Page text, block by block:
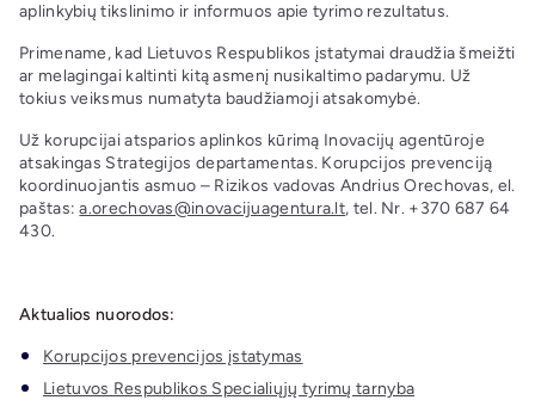
aplinkybių tikslinimo ir informuos apie tyrimo rezultatus.
Primename, kad Lietuvos Respublikos įstatymai draudžia šmeižti
ar melagingai kaltinti kitą asmenį nusikaltimo padarymu. Už
tokius veiksmus numatyta baudžiamoji atsakomybė.
Už korupcijai atsparios aplinkos kūrimą Inovacijų agentūroje
atsakingas Strategijos departamentas. Korupcijos prevenciją
koordinuojantis asmuo – Rizikos vadovas Andrius Orechovas, el.
paštas:a.orechovas@inovacijuagentura.lt, tel. Nr. +370 687 64
430.
Aktualios nuorodos:
Korupcijos prevencijos įstatymas
Lietuvos Respublikos Specialiųjų tyrimų tarnyba